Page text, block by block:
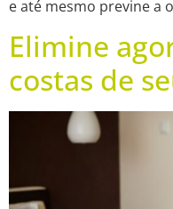
e até mesmo previne a
Elimine
costas de